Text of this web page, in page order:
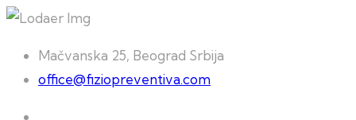
Mačvanska 25, Beograd Srbija
office@fiziopreventiva.com